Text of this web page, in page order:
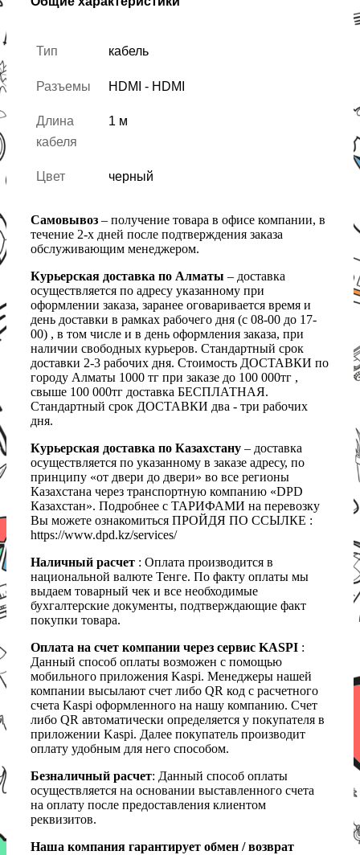
Тип кабель
Разъемы HDMI - HDMI
Длина
кабеля
1 м
Цвет черный
Самовывоз – получение товара в офисе компании, в
течение 2-х дней после подтверждения заказа
обслуживающим менеджером.
Курьерская доставка по Алматы – доставка
осуществляется по адресу указанному при
оформлении заказа, заранее оговаривается время и
день доставки в рамках рабочего дня (с 08-00 до 17-
00) , в том числе и в день оформления заказа, при
наличии свободных курьеров. Стандартный срок
доставки 2-3 рабочих дня. Стоимость ДОСТАВКИ по
городу Алматы 1000 тг при заказе до 100 000тг ,
свыше 100 000тг доставка БЕСПЛАТНАЯ.
Стандартный срок ДОСТАВКИ два - три рабочих
дня.
Курьерская доставка по Казахстану – доставка
осуществляется по указанному в заказе адресу, по
принципу «от двери до двери» во все регионы
Казахстана через транспортную компанию «DPD
Казахстан». Подробнее с ТАРИФАМИ на перевозку
Вы можете ознакомиться ПРОЙДЯ ПО ССЫЛКЕ :
https://www.dpd.kz/services/
Наличный расчет : Оплата производится в
национальной валюте Тенге. По факту оплаты мы
выдаем товарный чек и все необходимые
бухгалтерские документы, подтверждающие факт
покупки товара.
Оплата на счет компании через сервис KASPI :
Данный способ оплаты возможен с помощью
мобильного приложения Kaspi. Менеджеры нашей
компании высылают счет либо QR код с расчетного
счета Kaspi оформленного на нашу компанию. Счет
либо QR автоматически определяется у покупателя в
приложении Kaspi. Далее покупатель производит
оплату удобным для него способом.
Безналичный расчет: Данный способ оплаты
осуществляется на основании выставленного счета
на оплату после предоставления клиентом
реквизитов.
Наша компания гарантирует обмен / возврат